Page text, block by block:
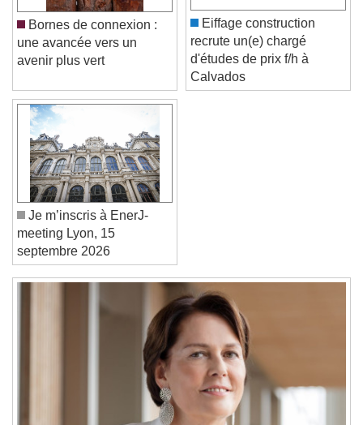
Caption Area Background
Color
Text Edge Style
Font Family
Reset
Close Modal Dialog
End of dialog window.
Bornes de connexion :
une avancée vers un
Eiffage construction
recrute un(e) chargé
d'études de prix f/h à
Calvados
Je m’inscris à EnerJ-
meeting Lyon, 15
septembre 2026